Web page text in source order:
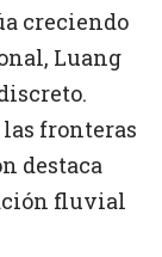
creciendo
Luang
las fronteras
destaca
fluvial